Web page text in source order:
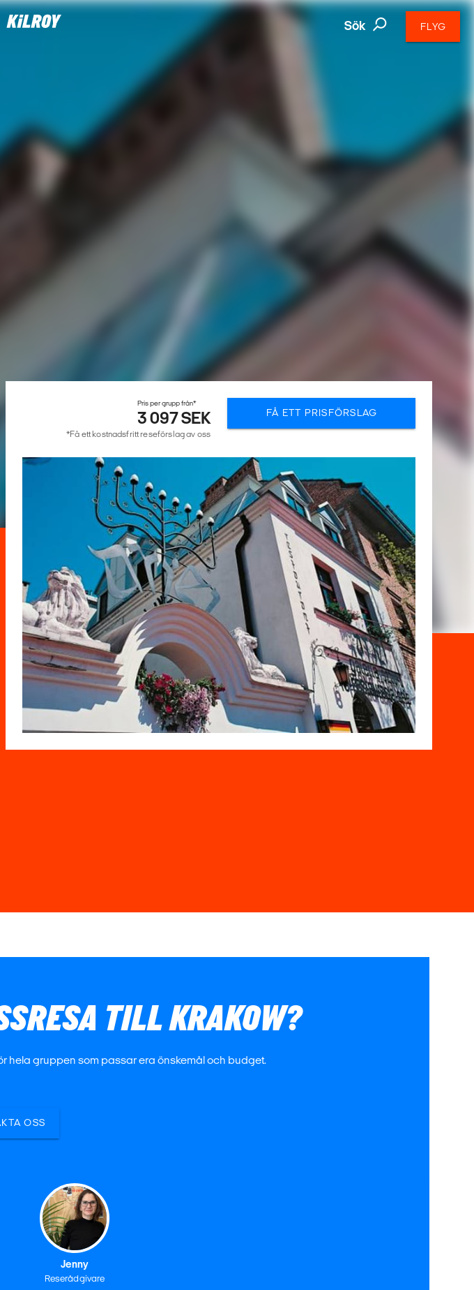
Sök FLYG
Pris per grupp från*
3 097 SEK
*Få ett kostnadsfritt reseförslag av oss
FÅ ETT PRISFÖRSLAG
TILL KRAKOW?
hela gruppen som passar era önskemål och budget.
OSS
Jenny
Reserådgivare